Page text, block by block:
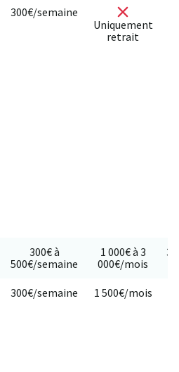
300€/semaine
Uniquement
retrait
300€ à
500€/semaine
1 000€ à 3
000€/mois
300€/semaine 1 500€/mois